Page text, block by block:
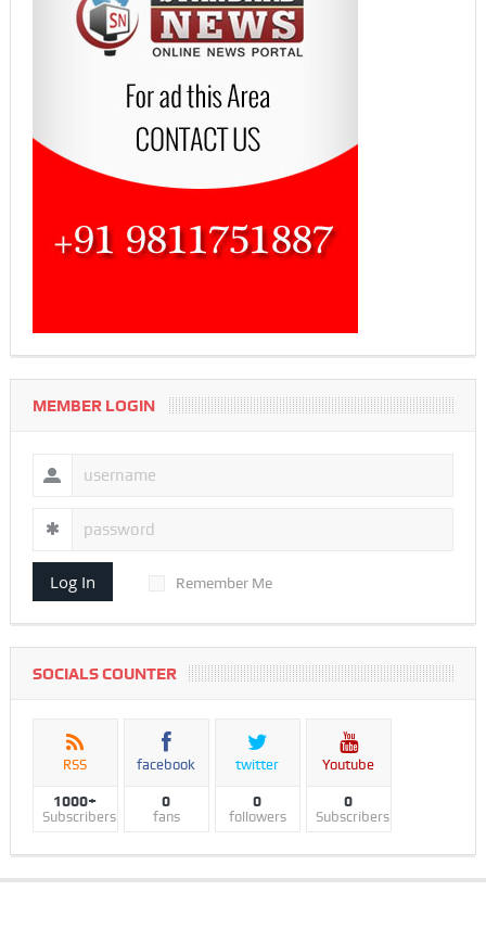
MEMBER LOGIN
Log In Remember Me
SOCIALS COUNTER
RSS
1000+
Subscribers
facebook
0
fans
twitter
0
followers
Youtube
0
Subscribers